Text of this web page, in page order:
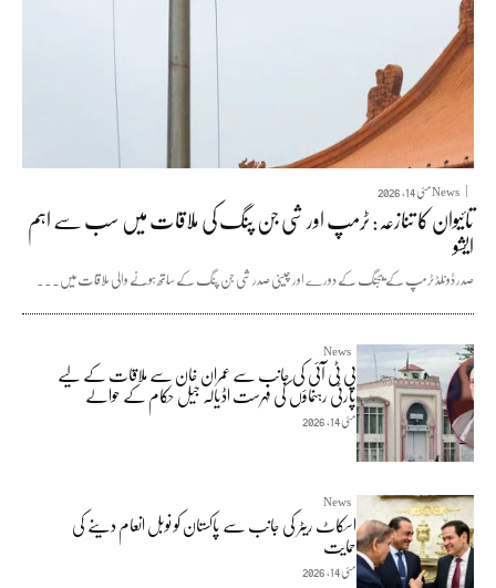
Newsمئی 14, 2026
تائیوان کا تنازعہ: ٹرمپ اور شی جن پنگ کی ملاقات میں سب سے اہم
ایشو
صدر ڈونلڈ ٹرمپ کے بیجنگ کے دورے اور چینی صدر شی جن پنگ کے ساتھ ہونے والی ملاقات میں...
News
پی ٹی آئی کی جانب سے عمران خان سے ملاقات کے لیے
پارٹی رہنماؤں کی فہرست اڈیالہ جیل حکام کے حوالے
مئی 14, 2026
News
اسکاٹ ریٹر کی جانب سے پاکستان کو نوبل انعام دینے کی
حمایت
مئی 14, 2026